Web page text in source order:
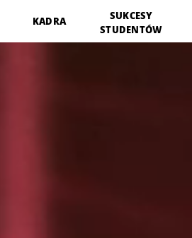
KADRA
SUKCESY
STUDENTÓW